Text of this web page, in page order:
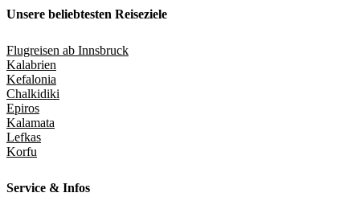
Unsere beliebtesten Reiseziele
Flugreisen ab Innsbruck
Kalabrien
Kefalonia
Chalkidiki
Epiros
Kalamata
Lefkas
Korfu
Service & Infos